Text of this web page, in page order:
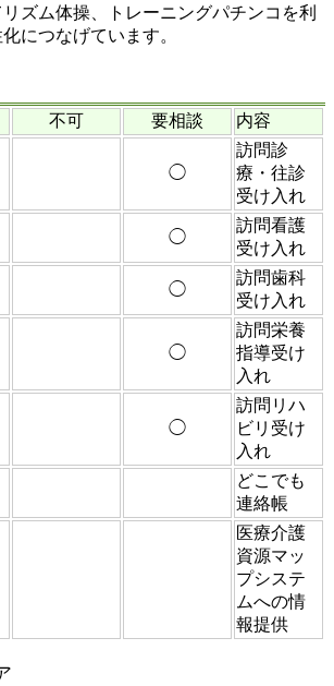
ズム体操、トレーニングパチンコを利
につなげています。
不可 要相談 内容
◯
訪問診
療・往診
受け入れ
◯
訪問看護
受け入れ
◯
訪問歯科
受け入れ
◯
訪問栄養
指導受け
入れ
◯
訪問リハ
ビリ受け
入れ
どこでも
連絡帳
医療介護
資源マッ
プシステ
ムへの情
報提供